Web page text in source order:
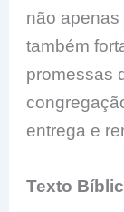
não
também
promessas
entrega e
Texto